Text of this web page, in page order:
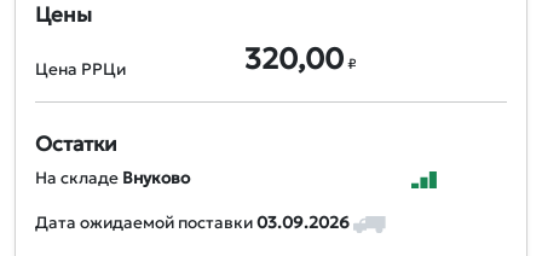
Цены
Цена РРЦи 320,00 ₽
Остатки
На складе Внуково
Дата ожидаемой поставки03.09.2026